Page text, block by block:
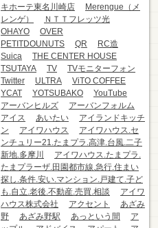
キホーテ東名川崎店
Merengue（メ
レンゲ）
ＮＴＴフレッツ光
OHAYO
OVER
PETITDOUNUTS
QR
RC造
Suica
THE CENTER HOUSE
TSUTAYA
TV
TVモニターフォン
Twitter
ULTRA
ViTO COFFEE
YCAT
YOTSUBAKO
YouTube
アーバンヒルズ
アーバンフォルム
アイス
あいたい
アイランドキッチ
ン
アイワハウス
アイワハウス.セ
ンチュリー21.たまプラ.高津.台風.二子
新地.多摩川
アイワハウス.たまプラ.
たまプラーザ.田園都市線.急行.住まい
探し.条件.安い.マンション.戸建て.子ど
も.自立.老後.不動産.売買.相談
アイワ
ハウス株式会社
アクセント
あざみ
野
あざみ野駅 あっという間
ア